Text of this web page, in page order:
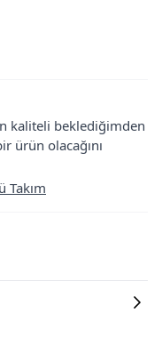
kaliteli beklediğimden
ürün olacağını
Takım